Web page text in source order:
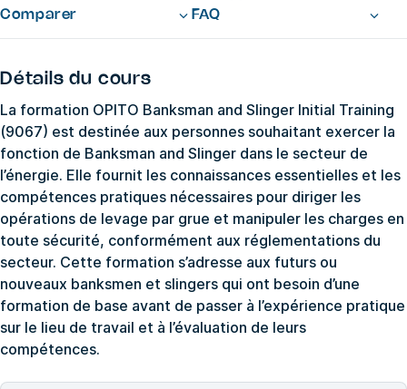
Comparer
FAQ
Détails du cours
La formation OPITO Banksman and Slinger Initial Training
(9067) est destinée aux personnes souhaitant exercer la
fonction de Banksman and Slinger dans le secteur de
l’énergie. Elle fournit les connaissances essentielles et les
compétences pratiques nécessaires pour diriger les
opérations de levage par grue et manipuler les charges en
toute sécurité, conformément aux réglementations du
secteur. Cette formation s’adresse aux futurs ou
nouveaux banksmen et slingers qui ont besoin d’une
formation de base avant de passer à l’expérience pratique
sur le lieu de travail et à l’évaluation de leurs
compétences.